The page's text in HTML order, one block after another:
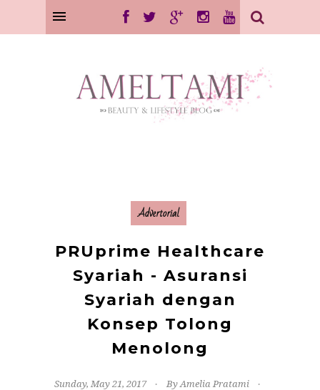
Advertorial
PRUprime Healthcare
Syariah - Asuransi
Syariah dengan
Konsep Tolong
Menolong
Sunday, May 21, 2017
By Amelia Pratami